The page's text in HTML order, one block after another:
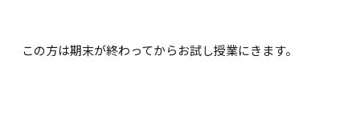
この方は期末が終わってからお試し授業にきます。